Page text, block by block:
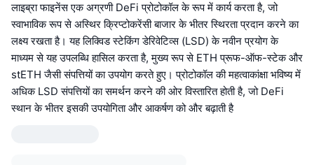
लाइब्रा फाइनेंस एक अग्रणी DeFi प्रोटोकॉल के रूप में कार्य करता है, जो
स्वाभाविक रूप से अस्थिर क्रिप्टोकरेंसी बाजार के भीतर स्थिरता प्रदान करने का
लक्ष्य रखता है। यह लिक्विड स्टेकिंग डेरिवेटिव्स (LSD) के नवीन प्रयोग के
माध्यम से यह उपलब्धि हासिल करता है, मुख्य रूप से ETH प्रूफ-ऑफ-स्टेक और
stETH जैसी संपत्तियों का उपयोग करते हुए। प्रोटोकॉल की महत्वाकांक्षा भविष्य में
अधिक LSD संपत्तियों का समर्थन करने की ओर विस्तारित होती है, जो DeFi
स्थान के भीतर इसकी उपयोगिता और आकर्षण को और बढ़ाती है